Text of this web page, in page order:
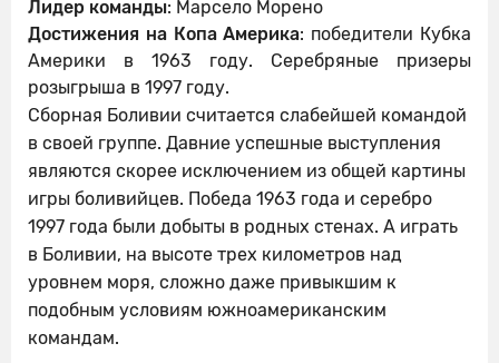
Лидер команды: Марсело Морено
Достижения на Копа Америка: победители Кубка
Америки в 1963 году. Серебряные призеры
розыгрыша в 1997 году.
Сборная Боливии считается слабейшей командой
в своей группе. Давние успешные выступления
являются скорее исключением из общей картины
игры боливийцев. Победа 1963 года и серебро
1997 года были добыты в родных стенах. А играть
в Боливии, на высоте трех километров над
уровнем моря, сложно даже привыкшим к
подобным условиям южноамериканским
командам.